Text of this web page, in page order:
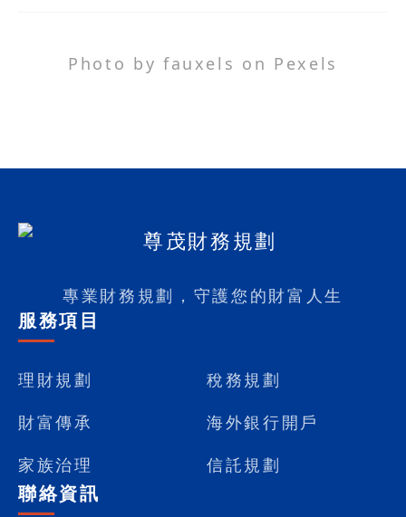
Photo by fauxels on Pexels
專業財務規劃，守護您的財富人生
服務項目
理財規劃
稅務規劃
財富傳承
海外銀行開戶
家族治理
信託規劃
聯絡資訊